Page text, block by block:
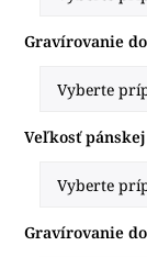
Gravírovanie
Veľkosť
Gravírovanie